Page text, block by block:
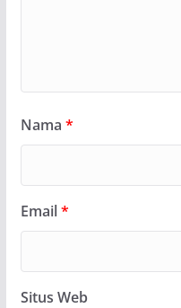
Nama *
Email*
Situs Web